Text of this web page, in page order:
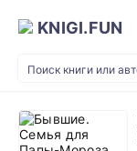
KNIGI.FUN